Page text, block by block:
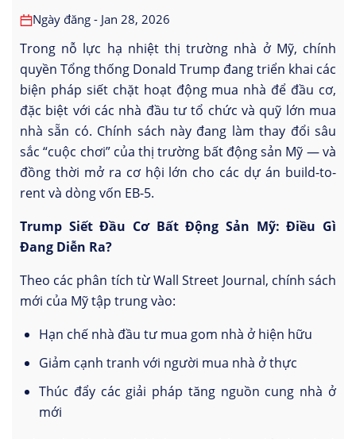
Ngày đăng - Jan 28, 2026
Trong nỗ lực hạ nhiệt thị trường nhà ở Mỹ, chính
quyền Tổng thống Donald Trump đang triển khai các
biện pháp siết chặt hoạt động mua nhà để đầu cơ,
đặc biệt với các nhà đầu tư tổ chức và quỹ lớn mua
nhà sẵn có. Chính sách này đang làm thay đổi sâu
sắc “cuộc chơi” của thị trường bất động sản Mỹ — và
đồng thời mở ra cơ hội lớn cho các dự án build-to-
rent và dòng vốn EB-5.
Trump Siết Đầu Cơ Bất Động Sản Mỹ: Điều Gì
Đang Diễn Ra?
Theo các phân tích từ Wall Street Journal, chính sách
mới của Mỹ tập trung vào:
Hạn chế nhà đầu tư mua gom nhà ở hiện hữu
Giảm cạnh tranh với người mua nhà ở thực
Thúc đẩy các giải pháp tăng nguồn cung nhà ở
mới